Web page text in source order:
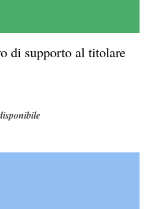
di supporto al titolare